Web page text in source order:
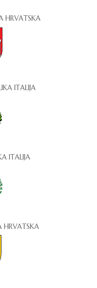
HRVATSKA
ITALIJA
ITALIJA
HRVATSKA